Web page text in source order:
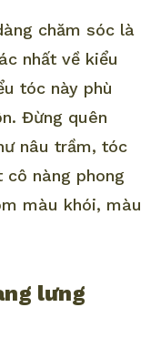
chăm sóc là
nhất về kiểu
tóc này phù
Đừng quên
nâu trầm, tóc
cô nàng phong
màu khói, màu
lưng